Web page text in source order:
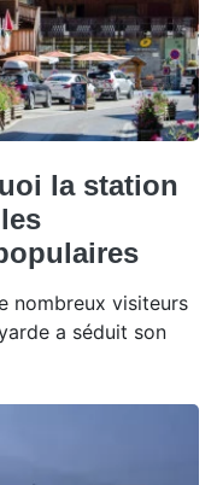
la station
nombreux visiteurs
a séduit son